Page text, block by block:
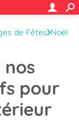
de Fêtes Noël
nos
pour